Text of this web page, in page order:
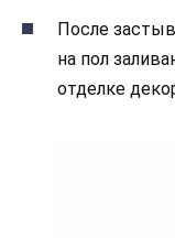
После
на пол
отделке